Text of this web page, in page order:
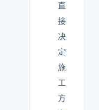
直
接
决
定
施
工
方